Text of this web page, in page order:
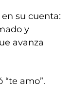
su cuenta:
y
avanza
amo”.